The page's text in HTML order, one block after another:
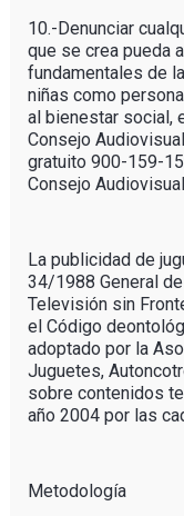
10.-Denunciar
que se crea pueda
fundamentales de
niñas como
al bienestar social,
Consejo
gratuito 900-159-
Consejo
La publicidad de
34/1988 General
Televisión sin
el Código
adoptado por la
Juguetes,
sobre contenidos
año 2004 por las
Metodología